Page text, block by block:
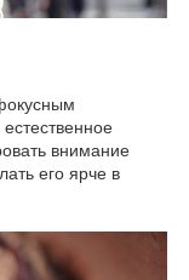
внимание
его ярче в